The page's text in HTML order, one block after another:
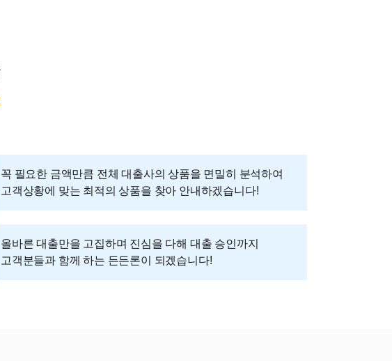
꼭 필요한 금액만큼 전체 대출사의 상품을 면밀히 분석하여
고객상황에 맞는 최적의 상품을 찾아 안내하겠습니다!
올바른 대출만을 고집하며 진심을 다해 대출 승인까지
고객분들과 함께 하는 든든론이 되겠습니다!